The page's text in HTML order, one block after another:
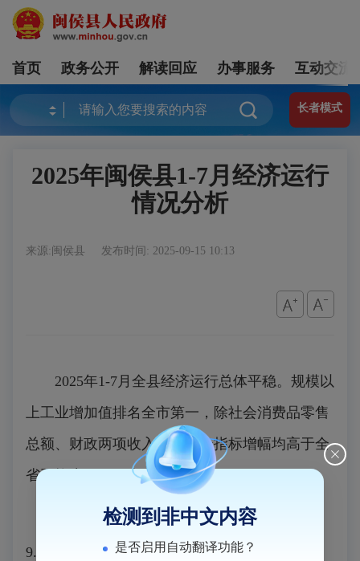
首页 政务公开 解读回应 办事服务 互动交流
长者模式
2025年闽侯县1-7月经济运行
情况分析
来源:闽侯县 发布时间: 2025-09-15 10:13
2025年1-7月全县经济运行总体平稳。规模以
上工业增加值排名全市第一，除社会消费品零售
总额、财政两项收入外，其余指标增幅均高于全
省平均水平（不含出口及外资）。
2025年1-7月，全县规上工业产值增长
9.0%；规上工业增加值增长11.0%，与上月持
检测到非中文内容
是否启用自动翻译功能？